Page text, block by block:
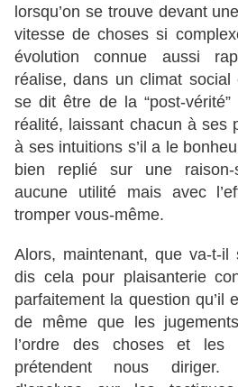
lorsqu’on se trouve devant
vitesse de choses si
évolution connue aussi
réalise, dans un climat social
se dit être de la “post-
réalité, laissant chacun à ses
à ses intuitions s’il a le
bien replié sur une raison-
aucune utilité mais avec
tromper vous-même.
Alors, maintenant, que va-t-
dis cela pour plaisanterie
parfaitement la question qu’il
de même que les
l’ordre des choses et
prétendent nous diriger.